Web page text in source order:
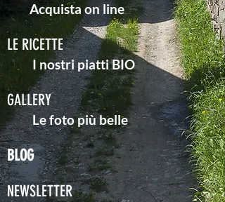
Acquista on line
LE RICETTE
I nostri piatti BIO
GALLERY
Le foto più belle
BLOG
NEWSLETTER